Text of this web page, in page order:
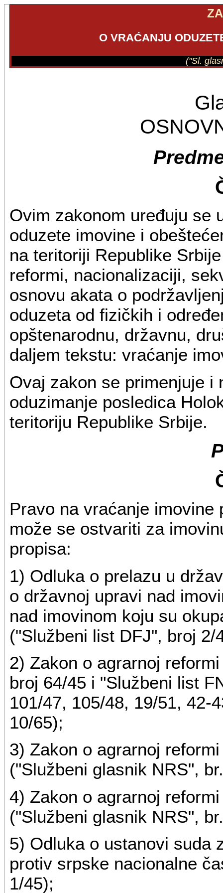
O VRAĆANJU
("Sl.
Ovim zakonom uređuju se
oduzete imovine i
na teritoriji Republike
reformi, nacionalizaciji,
osnovu akata o
oduzeta od fizičkih i
opštenarodnu, državnu,
daljem tekstu: vraćanje
Ovaj zakon se primenjuje i
oduzimanje posledica
teritoriju Republike Srbije.
Pravo na vraćanje imovine
može se ostvariti za
propisa:
1) Odluka o prelazu u
o državnoj upravi nad
nad imovinom koju su
("Službeni list DFJ", broj 2/
2) Zakon o agrarnoj
broj 64/45 i "Službeni list
101/47, 105/48, 19/51, 42-
10/65);
3) Zakon o agrarnoj
("Službeni glasnik NRS",
4) Zakon o agrarnoj
("Službeni glasnik NRS",
5) Odluka o ustanovi suda
protiv srpske nacionalne
1/45);